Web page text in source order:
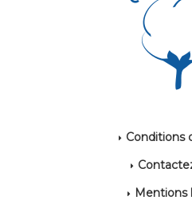
Conditions
Mentions